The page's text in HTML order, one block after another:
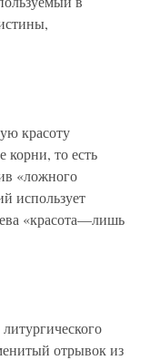
красоту
корни, то есть
«ложного
использует
«красота—лишь
отрывок из